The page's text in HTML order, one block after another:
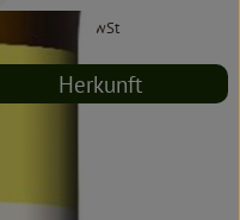
7% MwSt
Herkunft